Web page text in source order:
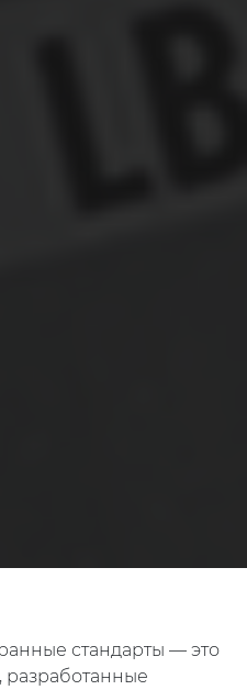
стандарты — это